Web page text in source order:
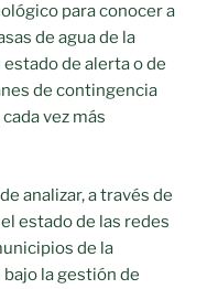
para conocer a
de agua de la
de alerta o de
de contingencia
vez más
analizar, a través de
estado de las redes
de la
la gestión de